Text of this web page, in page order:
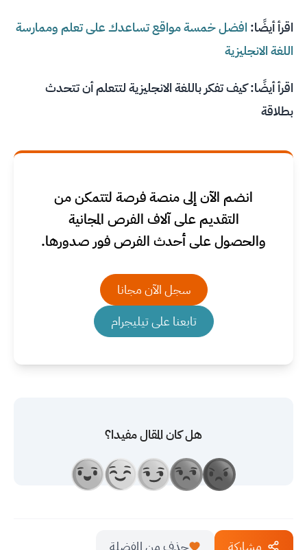
اقرأ أيضًا: افضل خمسة مواقع تساعدك على تعلم وممارسة
اللغة الانجليزية
اقرأ أيضًا:كيف تفكر باللغة الانجليزية لتتعلم أن تتحدث
بطلاقة
انضم الآن إلى منصة فرصة لتتمكن من
التقديم على آلاف الفرص المجانية
والحصول على أحدث الفرص فور صدورها.
سجل الآن مجانا
تابعنا على تيليجرام
هل كان المقال مفيدا؟
مشاركة حذف من المفضلة